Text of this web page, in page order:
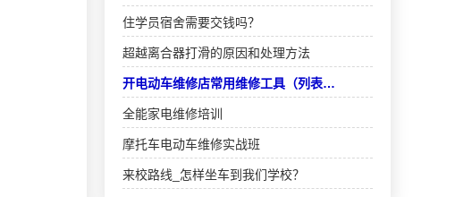
住学员宿舍需要交钱吗？
超越离合器打滑的原因和处理方法
开电动车维修店常用维修工具（列表…
全能家电维修培训
摩托车电动车维修实战班
来校路线_怎样坐车到我们学校？